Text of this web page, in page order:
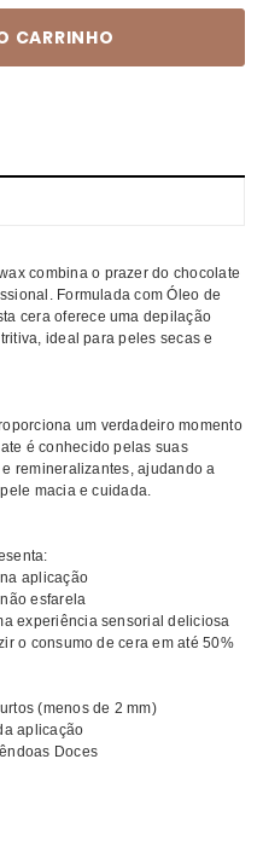
combina o prazer do chocolate
Formulada com Óleo de
cera oferece uma depilação
ideal para peles secas e
um verdadeiro momento
é conhecido pelas suas
remineralizantes, ajudando a
macia e cuidada.
aplicação
esfarela
experiência sensorial deliciosa
o consumo de cera em até 50%
(menos de 2 mm)
aplicação
Doces